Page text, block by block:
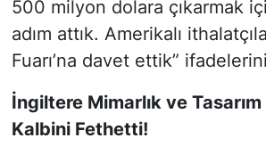
500 milyon dolara çıkarmak
adım attık. Amerikalı
Fuarı’na davet ettik”
İngiltere Mimarlık ve Tasarım
Kalbini Fethetti!